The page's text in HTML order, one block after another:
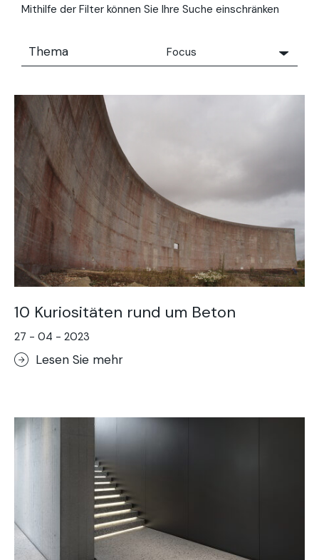
Mithilfe der Filter können Sie Ihre Suche einschränken
Thema
Focus
Concrete people
10 Kuriositäten rund um Beton
27 - 04 - 2023
Lesen Sie mehr